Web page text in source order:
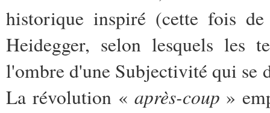
historique inspiré (cette fois
Heidegger, selon lesquels les
l'ombre d'une Subjectivité qui se
La révolution « après-coup »